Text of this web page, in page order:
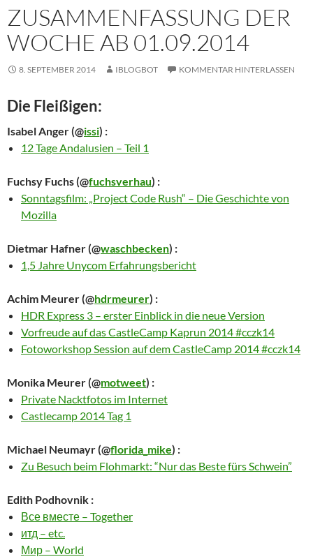
ZUSAMMENFASSUNG DER
WOCHE AB 01.09.2014
8. SEPTEMBER 2014 IBLOGBOT KOMMENTAR HINTERLASSEN
Die Fleißigen:
Isabel Anger(@issi) :
12 Tage Andalusien – Teil 1
Fuchsy Fuchs(@fuchsverhau) :
Sonntagsfilm: „Project Code Rush“ – Die Geschichte von
Mozilla
Dietmar Hafner(@waschbecken) :
1,5 Jahre Unycom Erfahrungsbericht
Achim Meurer(@hdrmeurer) :
HDR Express 3 – erster Einblick in die neue Version
Vorfreude auf das CastleCamp Kaprun 2014 #cczk14
Fotoworkshop Session auf dem CastleCamp 2014 #cczk14
Monika Meurer(@motweet) :
Private Nacktfotos im Internet
Castlecamp 2014 Tag 1
Michael Neumayr(@florida_mike) :
Zu Besuch beim Flohmarkt: “Nur das Beste fürs Schwein”
Edith Podhovnik :
Все вместе – Together
итд – etc.
Мир – World